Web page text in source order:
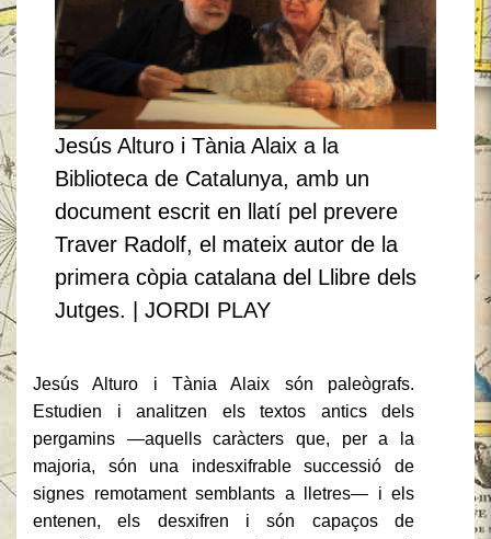
Jesús Alturo i Tània Alaix a la
Biblioteca de Catalunya, amb un
document escrit en llatí pel prevere
Traver Radolf, el mateix autor de la
primera còpia catalana del Llibre dels
Jutges. | JORDI PLAY
Jesús Alturo i Tània Alaix són paleògrafs.
Estudien i analitzen els textos antics dels
pergamins —aquells caràcters que, per a la
majoria, són una indesxifrable successió de
signes remotament semblants a lletres— i els
entenen, els desxifren i són capaços de